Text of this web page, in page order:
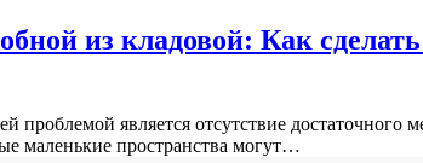
из кладовой: Как
проблемой является отсутствие
маленькие пространства могут…